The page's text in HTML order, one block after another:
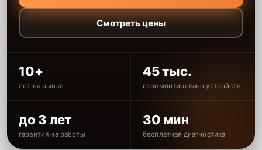
Смотреть цены
10+
лет на рынке
45 тыс.
отремонтировано устройств
до 3 лет
гарантия на работы
30 мин
бесплатная диагностика